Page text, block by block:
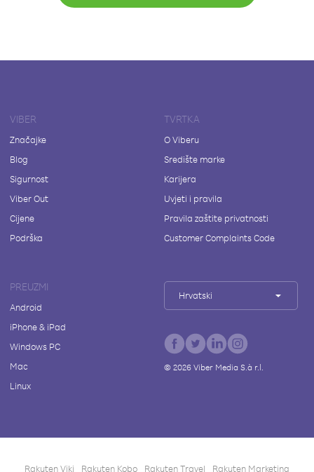
VIBER
Značajke
Blog
Sigurnost
Viber Out
Cijene
Podrška
TVRTKA
O Viberu
Središte marke
Karijera
Uvjeti i pravila
Pravila zaštite privatnosti
Customer Complaints Code
PREUZMI
Android
iPhone & iPad
Windows PC
Mac
Linux
Hrvatski
© 2026Viber Media S.à r.l.
Rakuten Viki Rakuten Kobo Rakuten Travel Rakuten Marketing